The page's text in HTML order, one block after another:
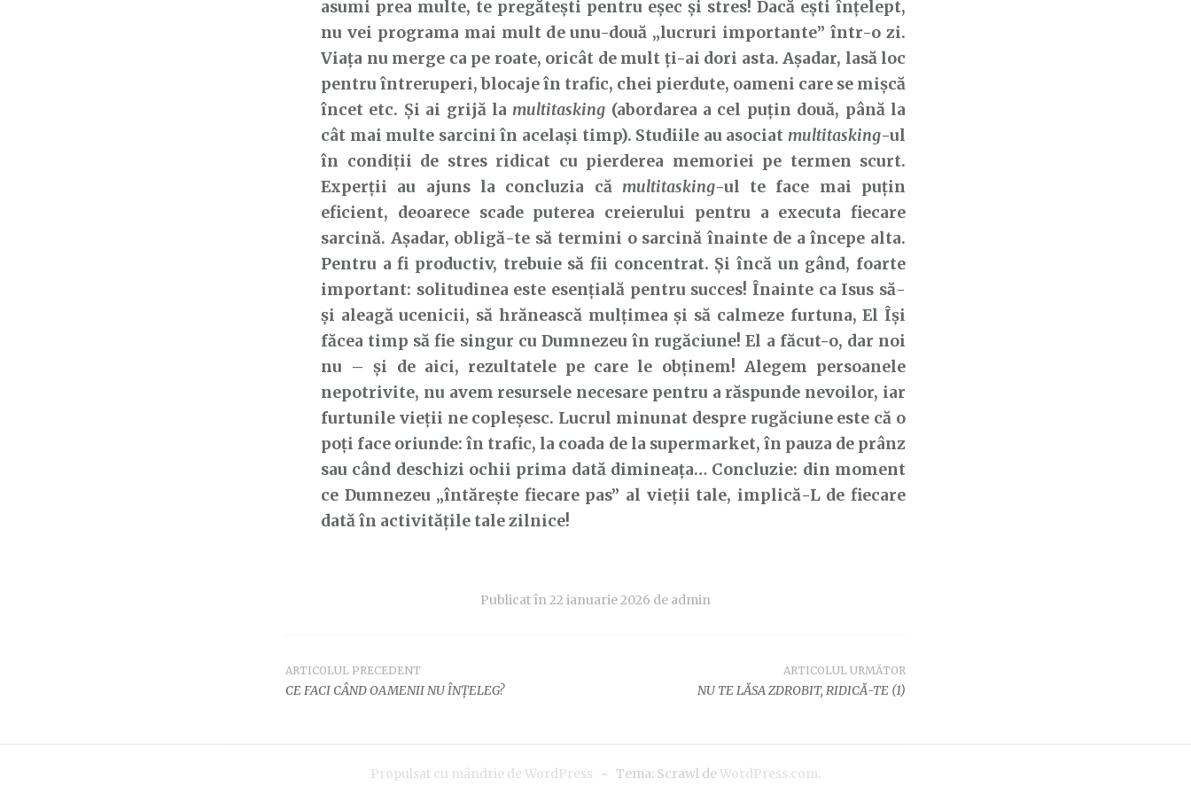
asumi prea multe, te pregătești pentru eșec și stres! Dacă ești înțelept,
nu vei programa mai mult de unu-două „lucruri importante” într-o zi.
Viața nu merge ca pe roate, oricât de mult ți-ai dori asta. Așadar, lasă loc
pentru întreruperi, blocaje în trafic, chei pierdute, oameni care se mișcă
încet etc. Și ai grijă la multitasking (abordarea a cel puțin două, până la
cât mai multe sarcini în același timp). Studiile au asociat multitasking-ul
în condiții de stres ridicat cu pierderea memoriei pe termen scurt.
Experții au ajuns la concluzia că multitasking-ul te face mai puțin
eficient, deoarece scade puterea creierului pentru a executa fiecare
sarcină. Așadar, obligă-te să termini o sarcină înainte de a începe alta.
Pentru a fi productiv, trebuie să fii concentrat. Și încă un gând, foarte
important: solitudinea este esențială pentru succes! Înainte ca Isus să-
și aleagă ucenicii, să hrănească mulțimea și să calmeze furtuna, El Își
făcea timp să fie singur cu Dumnezeu în rugăciune! El a făcut-o, dar noi
nu – și de aici, rezultatele pe care le obținem! Alegem persoanele
nepotrivite, nu avem resursele necesare pentru a răspunde nevoilor, iar
furtunile vieții ne copleșesc. Lucrul minunat despre rugăciune este că o
poți face oriunde: în trafic, la coada de la supermarket, în pauza de prânz
sau când deschizi ochii prima dată dimineața… Concluzie: din moment
ce Dumnezeu „întărește fiecare pas” al vieții tale, implică-L de fiecare
dată în activitățile tale zilnice!
Publicat în22 ianuarie 2026 de admin
Navigare
articole
ARTICOLUL PRECEDENT
CE FACI CÂND OAMENII NU ÎNȚELEG?
ARTICOLUL URMĂTOR
NU TE LĂSA ZDROBIT, RIDICĂ-TE (1)
Propulsat cu mândrie de WordPress ~ Tema: Scrawl deWordPress.com.